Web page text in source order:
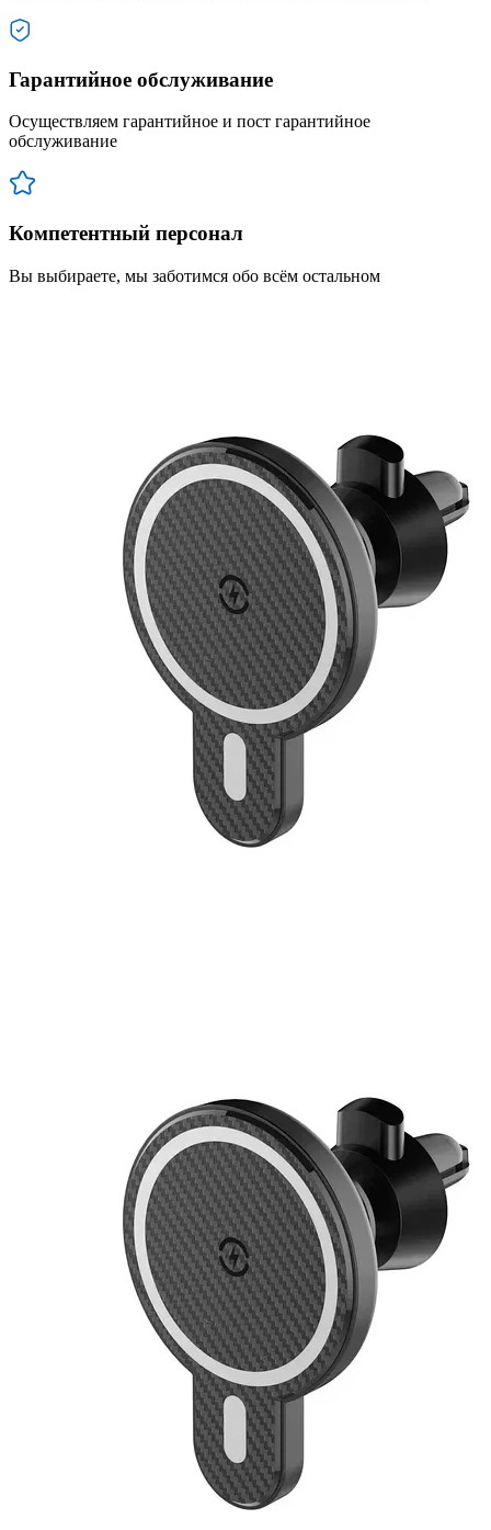
Гарантийное обслуживание
Осуществляем гарантийное и пост гарантийное
обслуживание
Компетентный персонал
Вы выбираете, мы заботимся обо всём остальном